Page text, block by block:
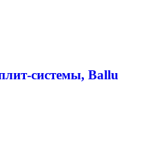
системы, Ballu